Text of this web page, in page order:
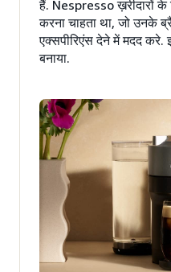
हैं. Nespresso ख़रीदारों के
करना चाहता था, जो उनके
एक्सपीरिएंस देने में मदद
बनाया.